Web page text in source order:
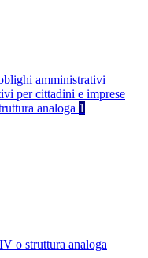
amministrativi
per cittadini e imprese
analoga 1
o struttura analoga